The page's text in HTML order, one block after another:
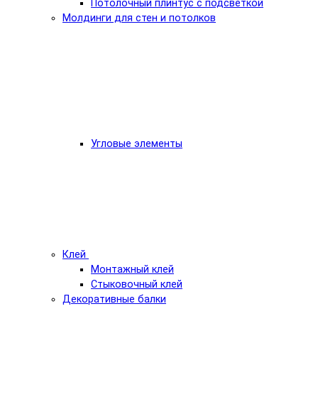
Потолочный плинтус с подсветкой
Молдинги для стен и потолков
Угловые элементы
Клей
Монтажный клей
Стыковочный клей
Декоративные балки